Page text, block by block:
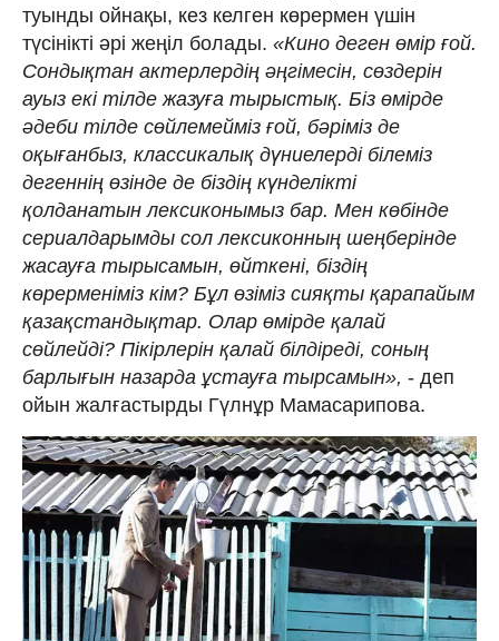
туынды ойнақы, кез келген көрермен үшін
түсінікті әрі жеңіл болады. «Кино деген өмір ғой.
Сондықтан актерлердің әңгімесін, сөздерін
ауыз екі тілде жазуға тырыстық. Біз өмірде
әдеби тілде сөйлемейміз ғой, бәріміз де
оқығанбыз, классикалық дүниелерді білеміз
дегеннің өзінде де біздің күнделікті
қолданатын лексиконымыз бар. Мен көбінде
сериалдарымды сол лексиконның шеңберінде
жасауға тырысамын, өйткені, біздің
көрерменіміз кім? Бұл өзіміз сияқты қарапайым
қазақстандықтар. Олар өмірде қалай
сөйлейді? Пікірлерін қалай білдіреді, соның
барлығын назарда ұстауға тырсамын», - деп
ойын жалғастырды Гүлнұр Мамасарипова.